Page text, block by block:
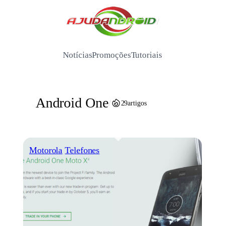
/
NotíciasPromoçõesTutoriais
Android One/ 29artigos
Motorola Telefones